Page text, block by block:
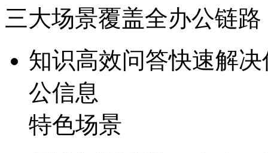
三大场景覆盖全办公链路
知识高效问答快速解决
公信息
特色场景